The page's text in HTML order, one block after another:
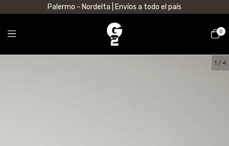
Palermo - Nordelta | Envíos a todo el país
0
1 / 4